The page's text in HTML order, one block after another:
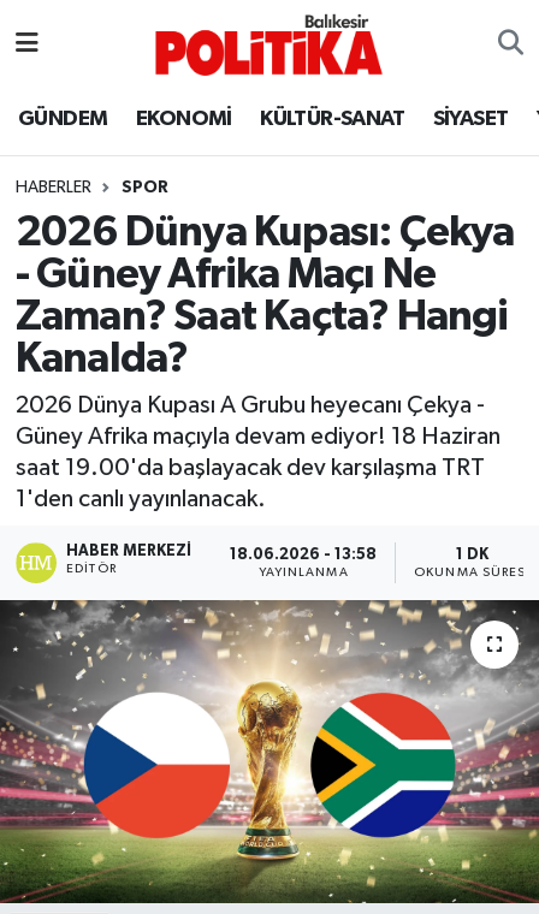
GÜNDEM EKONOMİ KÜLTÜR-SANAT SİYASET
HABERLER SPOR
2026 Dünya Kupası: Çekya
- Güney Afrika Maçı Ne
Zaman? Saat Kaçta? Hangi
Kanalda?
2026 Dünya Kupası A Grubu heyecanı Çekya -
Güney Afrika maçıyla devam ediyor! 18 Haziran
saat 19.00'da başlayacak dev karşılaşma TRT
1'den canlı yayınlanacak.
HABER MERKEZI
EDITÖR
18.06.2026 - 13:58
YAYINLANMA
1 DK
OKUNMA SÜRESI
Ayvalık
Balya
Bandırma
Bigadiç
BİYOGRAFİLER
Burhaniye
Dursunbey
Edremit
EĞİTİM
EKONOMİ
Erdek
Balıkesir Hava Durumu
Balıkesir Namaz Vakitleri
Balıkesir Trafik Yoğunluk Haritası
Süper Lig Puan Durumu ve Fikstür
Tüm Manşetler
Son Dakika Haberleri